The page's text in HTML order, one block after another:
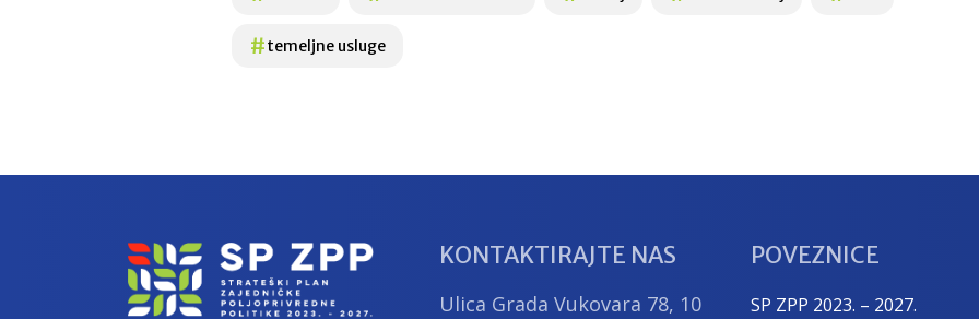
#temeljne usluge
KONTAKTIRAJTE NAS
Ulica Grada Vukovara 78, 10
POVEZNICE
SP ZPP 2023. – 2027.